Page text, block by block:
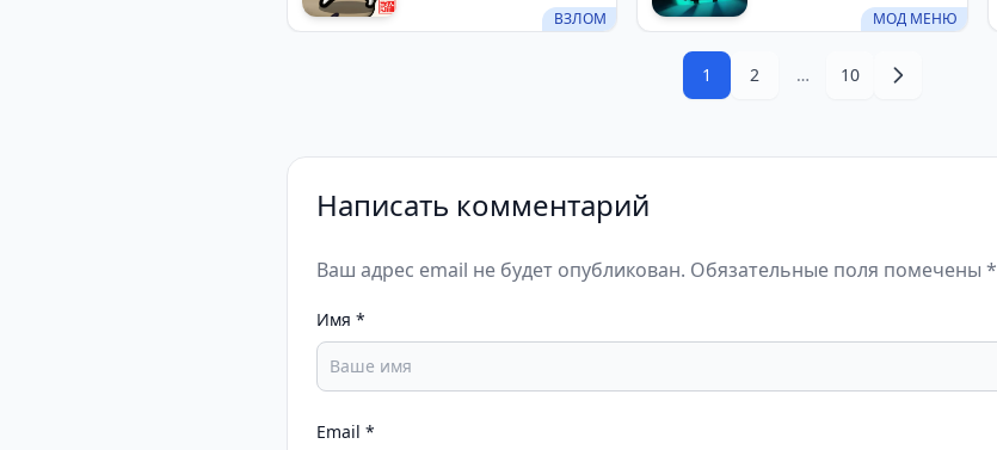
ВЗЛОМ
МОД МЕНЮ
1 2 … 10
Написать комментарий
Ваш адрес email не будет опубликован. Обязательные поля помечены *
Имя *
Email *